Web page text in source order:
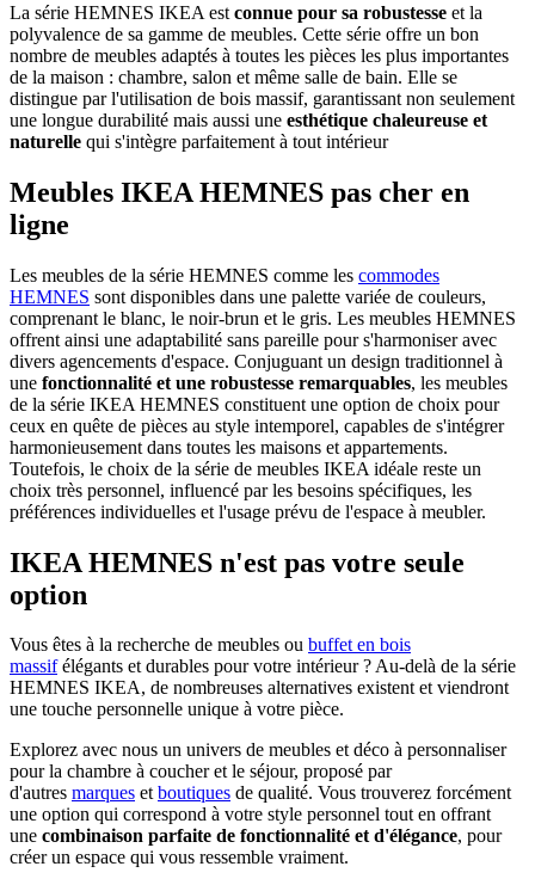
La série HEMNES IKEA est connue pour sa robustesse et la
polyvalence de sa gamme de meubles. Cette série offre un bon
nombre de meubles adaptés à toutes les pièces les plus importantes
de la maison : chambre, salon et même salle de bain. Elle se
distingue par l'utilisation de bois massif, garantissant non seulement
une longue durabilité mais aussi une esthétique chaleureuse et
naturelle qui s'intègre parfaitement à tout intérieur
Meubles IKEA HEMNES pas cher en
ligne
Les meubles de la série HEMNES comme les commodes
HEMNES sont disponibles dans une palette variée de couleurs,
comprenant le blanc, le noir-brun et le gris. Les meubles HEMNES
offrent ainsi une adaptabilité sans pareille pour s'harmoniser avec
divers agencements d'espace. Conjuguant un design traditionnel à
une fonctionnalité et une robustesse remarquables, les meubles
de la série IKEA HEMNES constituent une option de choix pour
ceux en quête de pièces au style intemporel, capables de s'intégrer
harmonieusement dans toutes les maisons et appartements.
Toutefois, le choix de la série de meubles IKEA idéale reste un
choix très personnel, influencé par les besoins spécifiques, les
préférences individuelles et l'usage prévu de l'espace à meubler.
IKEA HEMNES n'est pas votre seule
option
Vous êtes à la recherche de meubles ou buffet en bois
massifélégants et durables pour votre intérieur ? Au-delà de la série
HEMNES IKEA, de nombreuses alternatives existent et viendront
une touche personnelle unique à votre pièce.
Explorez avec nous un univers de meubles et déco à personnaliser
pour la chambre à coucher et le séjour, proposé par
d'autres marques etboutiques de qualité. Vous trouverez forcément
une option qui correspond à votre style personnel tout en offrant
une combinaison parfaite de fonctionnalité et d'élégance, pour
créer un espace qui vous ressemble vraiment.